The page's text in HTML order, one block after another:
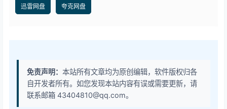
迅雷网盘 夸克网盘
免责声明： 本站所有文章均为原创编辑，软件版权归各
自开发者所有。如您发现本站内容有误或需要更新，请
联系邮箱 43404810@qq.com。